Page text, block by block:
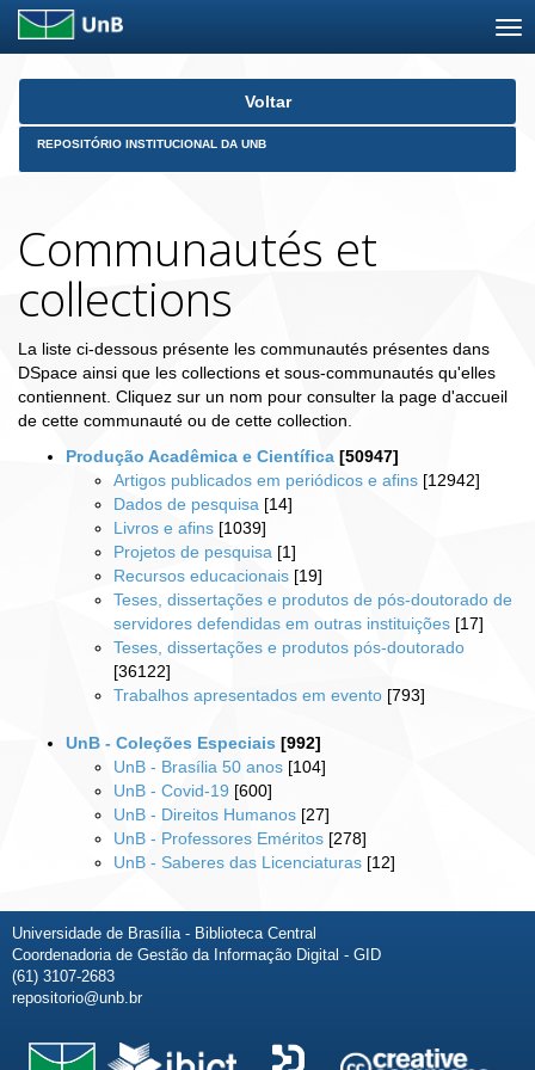
Skip
Voltar
REPOSITÓRIO INSTITUCIONAL DA UNB
Communautés et
collections
La liste ci-dessous présente les communautés présentes dans
DSpace ainsi que les collections et sous-communautés qu'elles
contiennent. Cliquez sur un nom pour consulter la page d'accueil
de cette communauté ou de cette collection.
Produção Acadêmica e Científica [50947]
Artigos publicados em periódicos e afins [12942]
Dados de pesquisa [14]
Livros e afins [1039]
Projetos de pesquisa [1]
Recursos educacionais [19]
Teses, dissertações e produtos de pós-doutorado de
servidores defendidas em outras instituições [17]
Teses, dissertações e produtos pós-doutorado
[36122]
Trabalhos apresentados em evento [793]
UnB - Coleções Especiais [992]
UnB - Brasília 50 anos [104]
UnB - Covid-19 [600]
UnB - Direitos Humanos [27]
UnB - Professores Eméritos [278]
UnB - Saberes das Licenciaturas [12]
Universidade de Brasília - Biblioteca Central
Coordenadoria de Gestão da Informação Digital - GID
(61) 3107-2683
repositorio@unb.br